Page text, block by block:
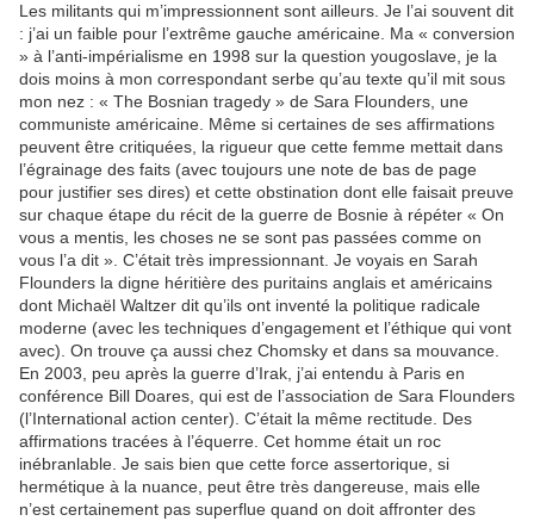
Les militants qui m’impressionnent sont ailleurs. Je l’ai souvent dit
: j’ai un faible pour l’extrême gauche américaine. Ma « conversion
» à l’anti-impérialisme en 1998 sur la question yougoslave, je la
dois moins à mon correspondant serbe qu’au texte qu’il mit sous
mon nez : « The Bosnian tragedy » de Sara Flounders, une
communiste américaine. Même si certaines de ses affirmations
peuvent être critiquées, la rigueur que cette femme mettait dans
l’égrainage des faits (avec toujours une note de bas de page
pour justifier ses dires) et cette obstination dont elle faisait preuve
sur chaque étape du récit de la guerre de Bosnie à répéter « On
vous a mentis, les choses ne se sont pas passées comme on
vous l’a dit ». C’était très impressionnant. Je voyais en Sarah
Flounders la digne héritière des puritains anglais et américains
dont Michaël Waltzer dit qu’ils ont inventé la politique radicale
moderne (avec les techniques d’engagement et l’éthique qui vont
avec). On trouve ça aussi chez Chomsky et dans sa mouvance.
En 2003, peu après la guerre d’Irak, j’ai entendu à Paris en
conférence Bill Doares, qui est de l’association de Sara Flounders
(l’International action center). C’était la même rectitude. Des
affirmations tracées à l’équerre. Cet homme était un roc
inébranlable. Je sais bien que cette force assertorique, si
hermétique à la nuance, peut être très dangereuse, mais elle
n’est certainement pas superflue quand on doit affronter des